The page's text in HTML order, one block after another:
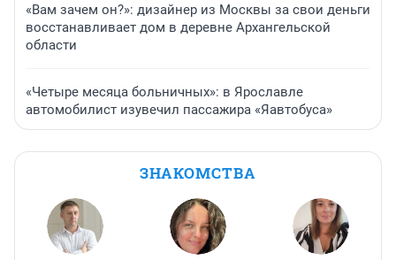
«Вам зачем он?»: дизайнер из Москвы за свои деньги
восстанавливает дом в деревне Архангельской
области
«Четыре месяца больничных»: в Ярославле
автомобилист изувечил пассажира «Яавтобуса»
ЗНАКОМСТВА